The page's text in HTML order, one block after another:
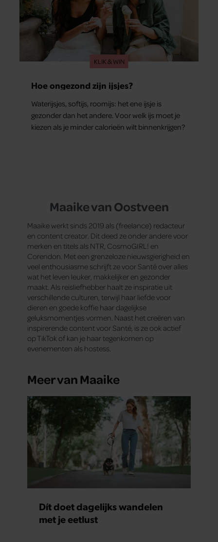
KLIK & WIN
Hoe ongezond zijn ijsjes?
Waterijsjes, softijs, roomijs: het ene ijsje is
gezonder dan het andere. Voor welk ijs moet je
kiezen als je minder calorieën wilt binnenkrijgen?
Maaike van Oostveen
Maaike werkt sinds 2019 als (freelance) redacteur
en content creator. Dit deed ze onder andere voor
merken en titels als NTR, CosmoGIRL! en
Corendon. Met een grenzeloze nieuwsgierigheid en
veel enthousiasme schrijft ze voor Santé over alles
wat het leven leuker, makkelijker en gezonder
maakt. Als reisliefhebber haalt ze inspiratie uit
verschillende culturen, terwijl haar liefde voor
dieren en goede koffie haar dagelijkse
geluksmomentjes vormen. Naast het creëren van
inspirerende content voor Santé, is ze ook actief
op TikTok of kan je haar tegenkomen op
evenementen als hostess.
Meer van Maaike
Dít doet dagelijks wandelen
met je eetlust